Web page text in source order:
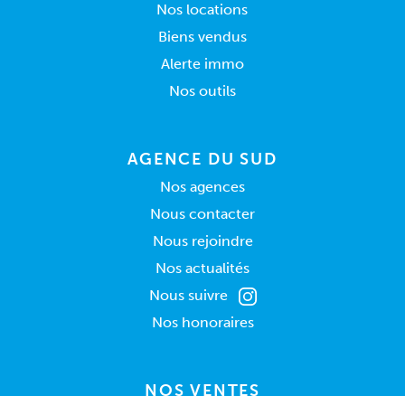
Nos locations
Biens vendus
Alerte immo
Nos outils
AGENCE DU SUD
Nos agences
Nous contacter
Nous rejoindre
Nos actualités
Nous suivre
Nos honoraires
NOS VENTES